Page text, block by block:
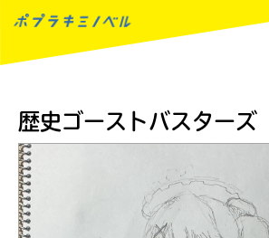
歴史ゴーストバスターズ